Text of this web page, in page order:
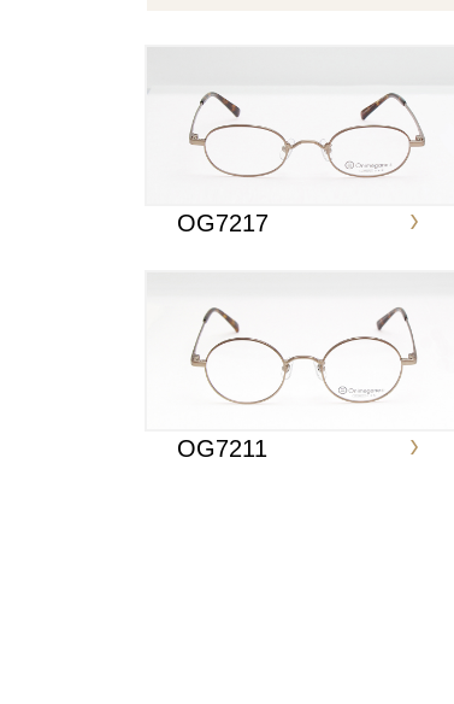
OG7217
OG7211